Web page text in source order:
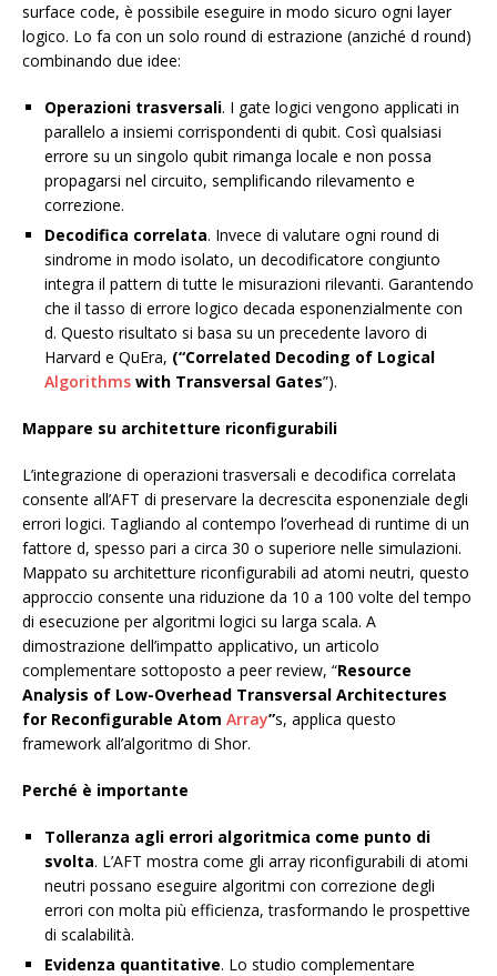
surface code, è possibile eseguire in modo sicuro ogni layer
logico. Lo fa con un solo round di estrazione (anziché d round)
combinando due idee:
Operazioni trasversali. I gate logici vengono applicati in
parallelo a insiemi corrispondenti di qubit. Così qualsiasi
errore su un singolo qubit rimanga locale e non possa
propagarsi nel circuito, semplificando rilevamento e
correzione.
Decodifica correlata. Invece di valutare ogni round di
sindrome in modo isolato, un decodificatore congiunto
integra il pattern di tutte le misurazioni rilevanti. Garantendo
che il tasso di errore logico decada esponenzialmente con
d. Questo risultato si basa su un precedente lavoro di
Harvard e QuEra, (“Correlated Decoding of Logical
Algorithms with Transversal Gates”).
Mappare su architetture riconfigurabili
L’integrazione di operazioni trasversali e decodifica correlata
consente all’AFT di preservare la decrescita esponenziale degli
errori logici. Tagliando al contempo l’overhead di runtime di un
fattore d, spesso pari a circa 30 o superiore nelle simulazioni.
Mappato su architetture riconfigurabili ad atomi neutri, questo
approccio consente una riduzione da 10 a 100 volte del tempo
di esecuzione per algoritmi logici su larga scala. A
dimostrazione dell’impatto applicativo, un articolo
complementare sottoposto a peer review, “Resource
Analysis of Low-Overhead Transversal Architectures
for Reconfigurable Atom Array”s, applica questo
framework all’algoritmo di Shor.
Perché è importante
Tolleranza agli errori algoritmica come punto di
svolta. L’AFT mostra come gli array riconfigurabili di atomi
neutri possano eseguire algoritmi con correzione degli
errori con molta più efficienza, trasformando le prospettive
di scalabilità.
Evidenza quantitative. Lo studio complementare